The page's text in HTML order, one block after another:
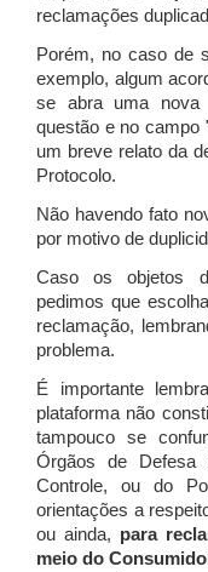
reclamações
Porém, no caso de
exemplo, algum
se abra uma nova
questão e no campo
um breve relato da
Protocolo.
Não havendo fato
por motivo de
Caso os objetos
pedimos que
reclamação,
problema.
É importante
plataforma não
tampouco se
Órgãos de Defesa
Controle, ou do
orientações a
ou ainda, para
meio do